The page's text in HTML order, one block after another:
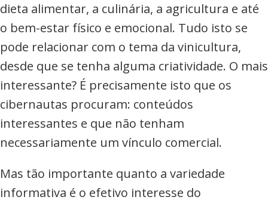
dieta alimentar, a culinária, a agricultura e até
o bem-estar físico e emocional. Tudo isto se
pode relacionar com o tema da vinicultura,
desde que se tenha alguma criatividade. O mais
interessante? É precisamente isto que os
cibernautas procuram: conteúdos
interessantes e que não tenham
necessariamente um vínculo comercial.
Mas tão importante quanto a variedade
informativa é o efetivo interesse do